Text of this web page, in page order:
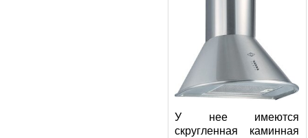
У нее имеются
скругленная каминная